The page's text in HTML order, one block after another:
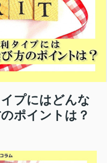
プにはどんな
ポイントは？